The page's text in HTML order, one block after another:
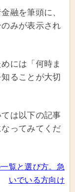
融を筆頭に、
みが表示され
には「何時ま
ることが大切
は以下の記事
ってみてくだ
覧と選び方。急
いでいる方向け